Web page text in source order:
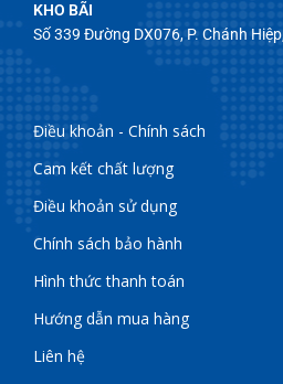
KHO BÃI
Số 339 Đường DX076, P. Chánh
Điều khoản - Chính sách
Cam kết chất lượng
Điều khoản sử dụng
Chính sách bảo hành
Hình thức thanh toán
Hướng dẫn mua hàng
Liên hệ